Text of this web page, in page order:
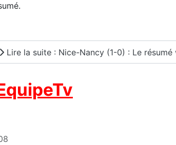
Lire la suite : Nice-Nancy (1-0) : Le résumé